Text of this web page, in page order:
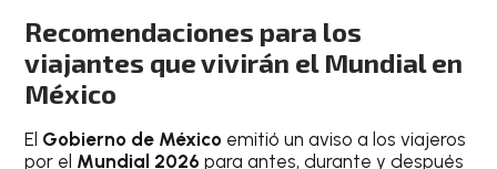
Recomendaciones para los
viajantes que vivirán el Mundial en
México
El Gobierno de México emitió un aviso a los viajeros
por el Mundial 2026 para antes, durante y después